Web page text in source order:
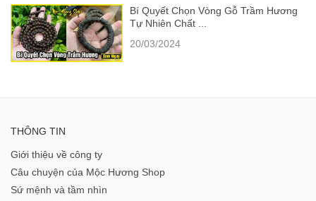
Bí Quyết Chọn Vòng Gỗ Trầm Hương
Tự Nhiên Chất ...
20/03/2024
THÔNG TIN
Giới thiệu về công ty
Câu chuyện của Mộc Hương Shop
Sứ mệnh và tầm nhìn